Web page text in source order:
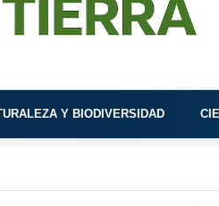
Y BIODIVERSIDAD